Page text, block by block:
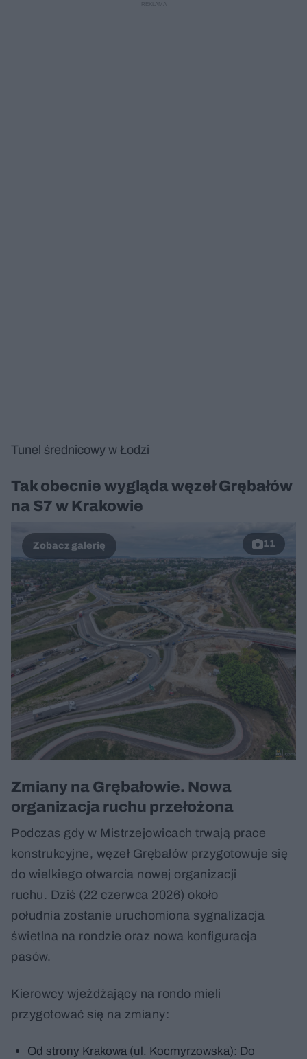
Tunel średnicowy w Łodzi
Tak obecnie wygląda węzeł Grębałów
na S7 w Krakowie
11
Zmiany na Grębałowie. Nowa
organizacja ruchu przełożona
Podczas gdy w Mistrzejowicach trwają prace
konstrukcyjne, węzeł Grębałów przygotowuje się
do wielkiego otwarcia nowej organizacji
ruchu. Dziś (22 czerwca 2026) około
południa zostanie uruchomiona sygnalizacja
świetlna na rondzie oraz nowa konfiguracja
pasów.
Kierowcy wjeżdżający na rondo mieli
przygotować się na zmiany:
Od strony Krakowa (ul. Kocmyrzowska): Do